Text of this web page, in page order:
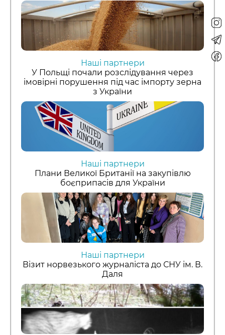
Наші партнери
У Польщі почали розслідування через
імовірні порушення під час імпорту зерна
з України
Наші партнери
Плани Великої Британії на закупівлю
боєприпасів для України
Наші партнери
Візит норвезького журналіста до СНУ ім. В.
Даля